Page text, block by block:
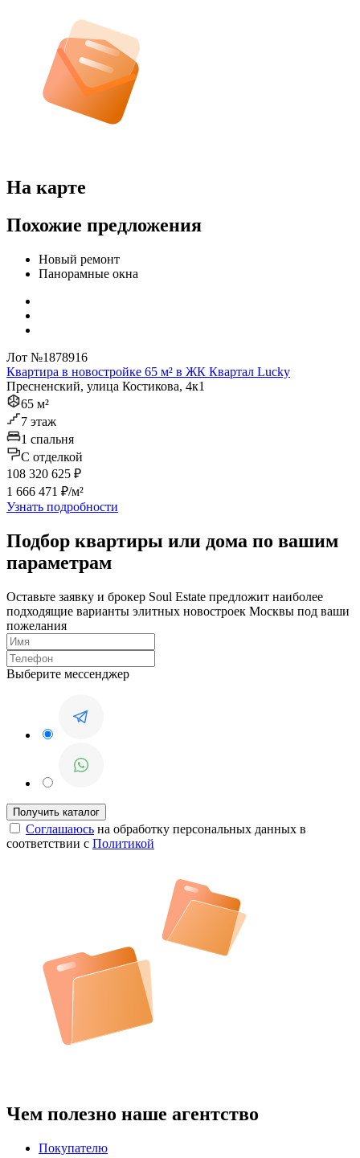
На карте
Похожие предложения
Новый ремонт
Панорамные окна
Лот №1878916
Квартира в новостройке 65 м² в ЖК Квартал Lucky
Пресненский, улица Костикова, 4к1
65 м²
7 этаж
1 спальня
C отделкой
108 320 625 ₽
1 666 471 ₽/м²
Узнать подробности
Подбор квартиры или дома по вашим
параметрам
Оставьте заявку и брокер Soul Estate предложит наиболее
подходящие варианты элитных новостроек Москвы под ваши
пожелания
Выберите мессенджер
Соглашаюсь на обработку персональных данных в
соответствии с Политикой
Чем полезно наше агентство
Покупателю